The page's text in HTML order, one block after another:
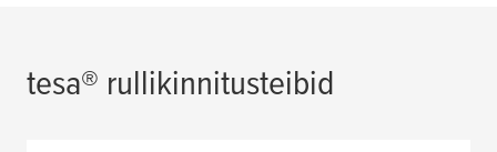
tesa® rullikinnitusteibid